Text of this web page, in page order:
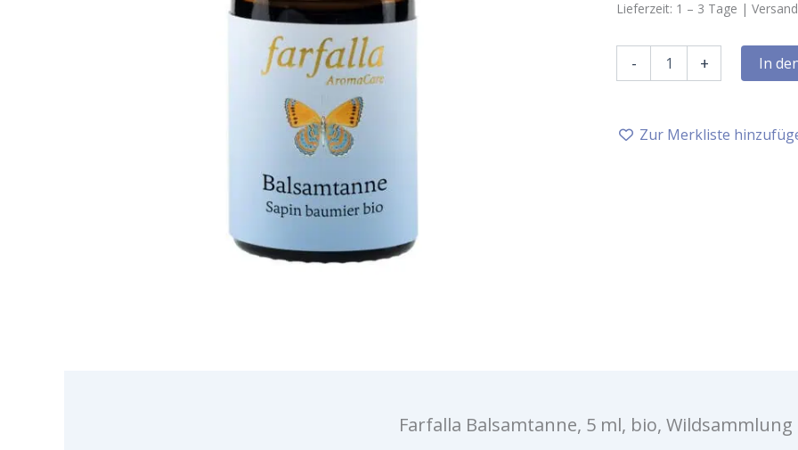
Lieferzeit: 1 – 3 Tage |
-
Balsamtanne,
bio,
Wildsammlung
+ In
Zur Merkliste
Farfalla Balsamtanne, 5 ml, bio, Wildsammlung